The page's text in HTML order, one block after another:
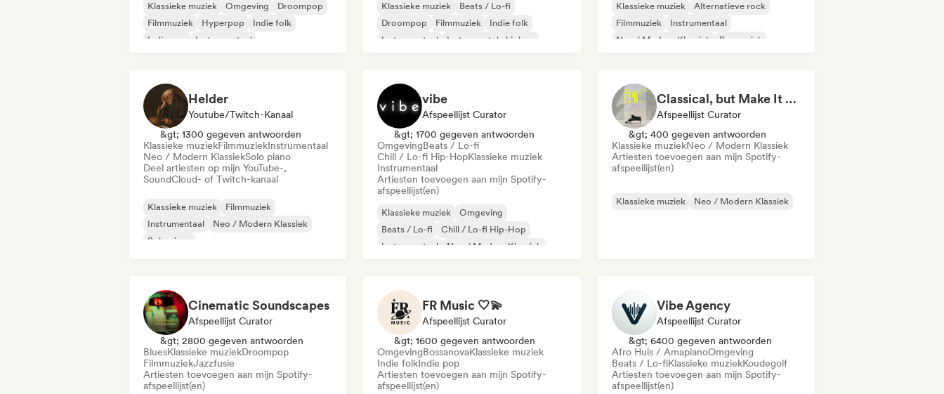
Klassieke muziek Omgeving
Droompop
Filmmuziek
Hyperpop
Indie folk
Indie pop
Instrumentaal
Klassieke muziek
Beats / Lo-fi
Droompop
Filmmuziek
Indie folk
Instrumentaal
Instrumentale hiphop
Klassieke muziek
Alternatieve rock
Filmmuziek
Instrumentaal
Neo / Modern Klassiek
Basmuziek
Helder
Youtube/Twitch-Kanaal
&gt; 1300 gegeven antwoorden
Klassieke muziekFilmmuziekInstrumentaal
Neo / Modern KlassiekSolo piano
Deel artiesten op mijn YouTube-,
SoundCloud- of Twitch-kanaal
Klassieke muziek
Filmmuziek
Instrumentaal
Neo / Modern Klassiek
Solo piano
vibe
Afspeellijst Curator
&gt; 1700 gegeven antwoorden
OmgevingBeats / Lo-fi
Chill / Lo-fi Hip-HopKlassieke muziek
Instrumentaal
Artiesten toevoegen aan mijn Spotify-
afspeellijst(en)
Klassieke muziek
Omgeving
Beats / Lo-fi
Chill / Lo-fi Hip-Hop
Instrumentaal
Neo / Modern Klassiek
Classical, but Make It Epic
Afspeellijst Curator
&gt; 400 gegeven antwoorden
Klassieke muziekNeo / Modern Klassiek
Artiesten toevoegen aan mijn Spotify-
afspeellijst(en)
Klassieke muziek Neo / Modern Klassiek
Cinematic Soundscapes
Afspeellijst Curator
&gt; 2800 gegeven antwoorden
BluesKlassieke muziekDroompop
FilmmuziekJazzfusie
Artiesten toevoegen aan mijn Spotify-
afspeellijst(en)
FR Music 🤍💫
Afspeellijst Curator
&gt; 1600 gegeven antwoorden
OmgevingBossanovaKlassieke muziek
Indie folkIndie pop
Artiesten toevoegen aan mijn Spotify-
afspeellijst(en)
Vibe Agency
Afspeellijst Curator
&gt; 6400 gegeven antwoorden
Afro Huis / AmapianoOmgeving
Beats / Lo-fiKlassieke muziekKoudegolf
Artiesten toevoegen aan mijn Spotify-
afspeellijst(en)